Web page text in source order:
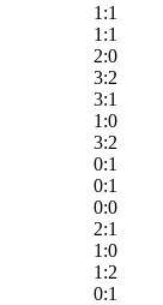
1:1
1:1
2:0
3:2
3:1
1:0
3:2
0:1
0:1
0:0
2:1
1:0
1:2
0:1